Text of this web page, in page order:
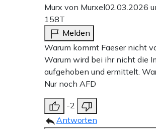
Murx von Murxel02.03.2026
158T
Melden
Warum kommt Faeser nicht
Warum wird bei ihr nicht die
aufgehoben und ermittelt.
Nur noch AFD
-2
Antworten